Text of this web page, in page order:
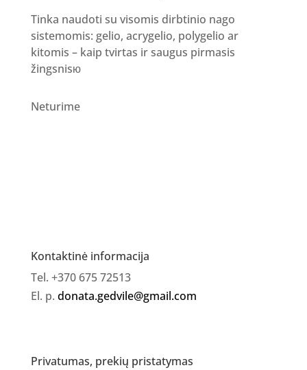
Tinka naudoti su visomis dirbtinio nago
sistemomis: gelio, acrygelio, polygelio ar
kitomis – kaip tvirtas ir saugus pirmasis
žingsnisю
Neturime
Kontaktinė informacija
Tel. +370 675 72513
El. p. donata.gedvile@gmail.com
Privatumas, prekių pristatymas